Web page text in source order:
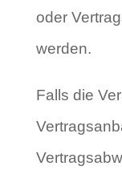
oder
werden.
Falls die